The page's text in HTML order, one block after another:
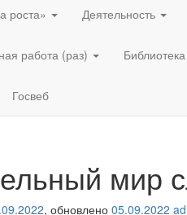
роста» Деятельность
работа (раз) Библиотека
Госвеб
мир
, обновлено 05.09.2022